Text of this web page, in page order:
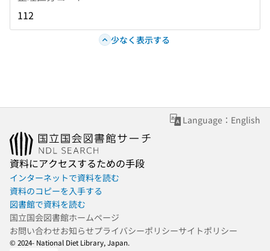
112
少なく表示する
Language：English
資料にアクセスするための手段
インターネットで資料を読む
資料のコピーを入手する
図書館で資料を読む
国立国会図書館ホームページ
お問い合わせお知らせプライバシーポリシーサイトポリシー
© 2024- National Diet Library, Japan.